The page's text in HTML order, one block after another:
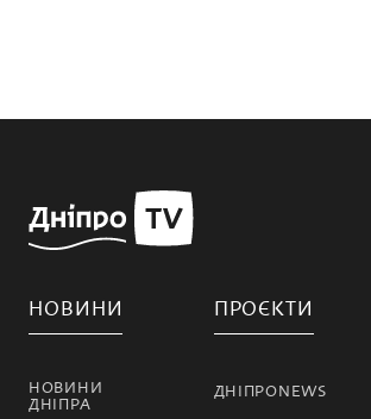
НОВИНИ
НОВИНИ
ДНІПРА
ПРОЄКТИ
ДНІПРОNEWS